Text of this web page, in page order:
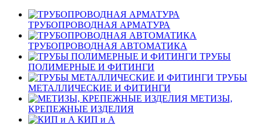
ТРУБОПРОВОДНАЯ АРМАТУРА
ТРУБОПРОВОДНАЯ АВТОМАТИКА
ТРУБЫ
ПОЛИМЕРНЫЕ И ФИТИНГИ
ТРУБЫ
МЕТАЛЛИЧЕСКИЕ И ФИТИНГИ
МЕТИЗЫ,
КРЕПЕЖНЫЕ ИЗДЕЛИЯ
КИП и А